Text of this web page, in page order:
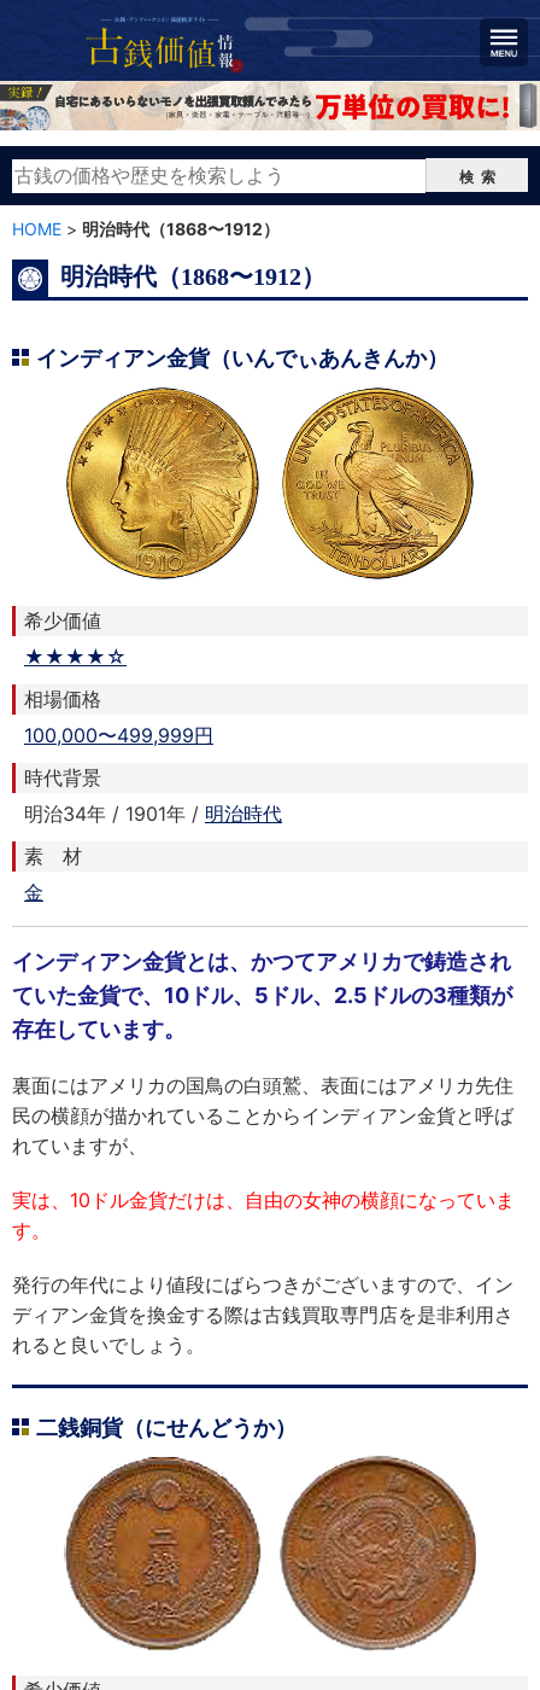
検索
HOME > 明治時代（1868〜1912）
明治時代（1868〜1912）
インディアン金貨（いんでぃあんきんか）
希少価値
★★★★☆
相場価格
100,000〜499,999円
時代背景
明治34年 / 1901年 / 明治時代
素 材
金
インディアン金貨とは、かつてアメリカで鋳造され
ていた金貨で、10ドル、5ドル、2.5ドルの3種類が
存在しています。
裏面にはアメリカの国鳥の白頭鷲、表面にはアメリカ先住
民の横顔が描かれていることからインディアン金貨と呼ば
れていますが、
実は、10ドル金貨だけは、自由の女神の横顔になっていま
す。
発行の年代により値段にばらつきがございますので、イン
ディアン金貨を換金する際は古銭買取専門店を是非利用さ
れると良いでしょう。
二銭銅貨（にせんどうか）